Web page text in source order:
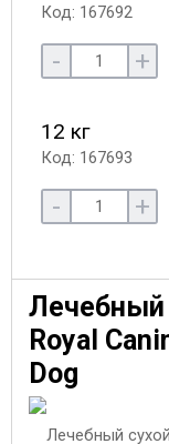
Код: 167692
- +
12 кг
Код: 167693
- +
Лечебный
Royal
Dog